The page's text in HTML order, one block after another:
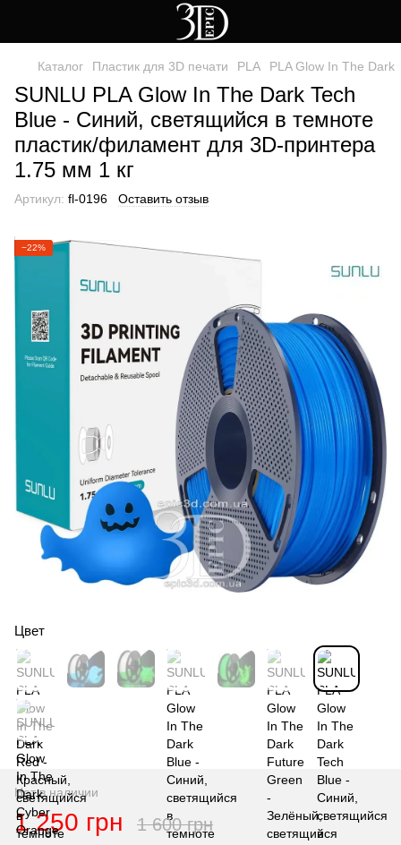
Каталог Пластик для 3D печати PLA PLA Glow In The Dark
SUNLU PLA Glow In The Dark Tech
Blue - Синий, светящийся в темноте
пластик/филамент для 3D-принтера
1.75 мм 1 кг
Артикул: fl-0196 Оставить отзыв
−22%
Цвет
Нет в наличии
1 250 грн 1 600 грн